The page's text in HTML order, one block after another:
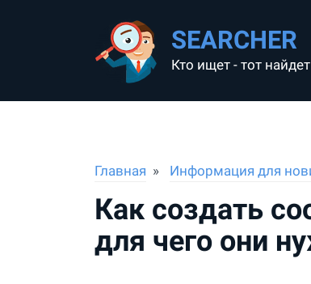
SEARCHER
Кто ищет - тот найдет
Главная Информация для
Как создать
для чего они